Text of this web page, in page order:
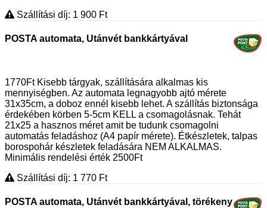
Szállítási díj: 1 900 Ft
POSTA automata, Utánvét bankkártyával
1770Ft Kisebb tárgyak, szállítására alkalmas kis
mennyiségben. Az automata legnagyobb ajtó mérete
31x35cm, a doboz ennél kisebb lehet. A szállítás biztonsága
érdekében körben 5-5cm KELL a csomagolásnak. Tehát
21x25 a hasznos méret amit be tudunk csomagolni
automatás feladáshoz (A4 papír mérete). Étkészletek, talpas
borospohár készletek feladására NEM ALKALMAS.
Minimális rendelési érték 2500Ft
Szállítási díj: 1 770 Ft
POSTA automata, Utánvét bankkártyával, törékeny